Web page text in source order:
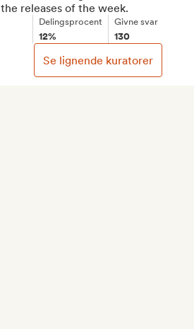
the releases of the week.
Delingsprocent
12%
Givne svar
130
Se lignende kuratorer